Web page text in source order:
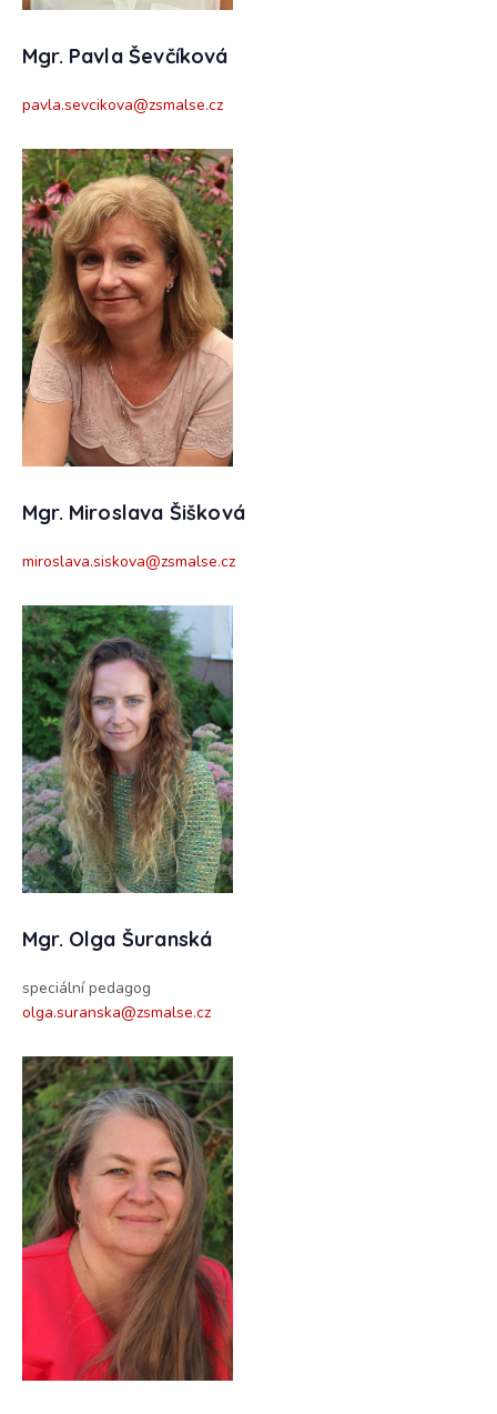
Mgr. Pavla Ševčíková
pavla.sevcikova@zsmalse.cz
Mgr. Miroslava Šišková
miroslava.siskova@zsmalse.cz
Mgr. Olga Šuranská
speciální pedagog
olga.suranska@zsmalse.cz